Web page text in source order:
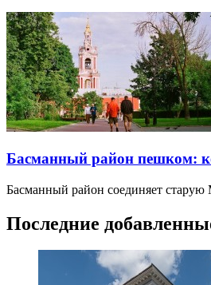
Басманный район пешком:
Басманный район соединяет
Последние